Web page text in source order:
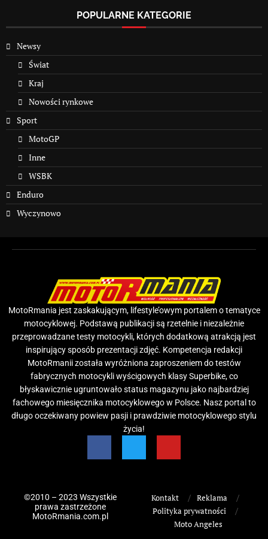
POPULARNE KATEGORIE
Newsy
Świat
Kraj
Nowości rynkowe
Sport
MotoGP
Inne
WSBK
Enduro
Wyczynowo
MotoRmania jest zaskakującym, lifestyle’owym portalem o tematyce
motocyklowej. Podstawą publikacji są rzetelnie i niezależnie
przeprowadzane testy motocykli, których dodatkową atrakcją jest
inspirujący sposób prezentacji zdjęć. Kompetencja redakcji
MotoRmanii została wyróżniona zaproszeniem do testów
fabrycznych motocykli wyścigowych klasy Superbike, co
błyskawicznie ugruntowało status magazynu jako najbardziej
fachowego miesięcznika motocyklowego w Polsce. Nasz portal to
długo oczekiwany powiew pasji i prawdziwie motocyklowego stylu
życia!
©2010 – 2023 Wszystkie
prawa zastrzeżone
MotoRmania.com.pl
Kontakt
Reklama
Polityka prywatności
Moto Angeles